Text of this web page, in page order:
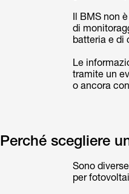
Il BMS non
di
batteria e di
Le
tramite un
o ancora
Perché scegliere
Sono
per